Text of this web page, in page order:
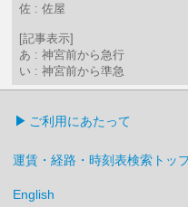
佐 : 佐屋
[記事表示]
あ : 神宮前から急行
い : 神宮前から準急
ご利用にあたって
運賃・経路・時刻表検索トッ
English